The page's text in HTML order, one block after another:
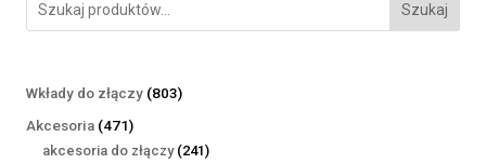
Szukaj
Wkłady do złączy 803803
Akcesoria 471471
produktów
akcesoria do złączy 241241